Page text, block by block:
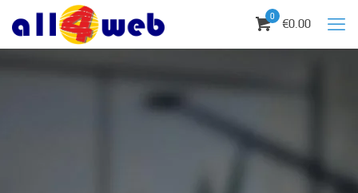
0 €0.00